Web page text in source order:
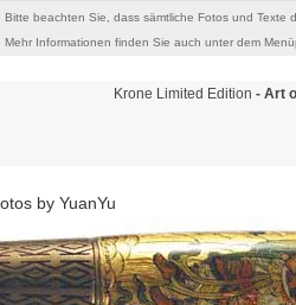
Bitte beachten Sie, dass sämtliche Fotos und Texte
Mehr Informationen finden Sie auch unter dem
Krone Limited Edition - Art
by YuanYu